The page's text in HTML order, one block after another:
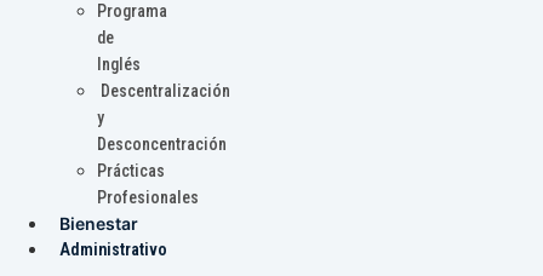
Programa
de
Inglés
Descentralización
y
Desconcentración
Prácticas
Profesionales
Bienestar
Administrativo